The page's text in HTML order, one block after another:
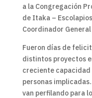
a la Congregación
de Itaka –
Coordinador
Fueron días de
distintos proyectos
creciente capacidad
personas
van perfilando para